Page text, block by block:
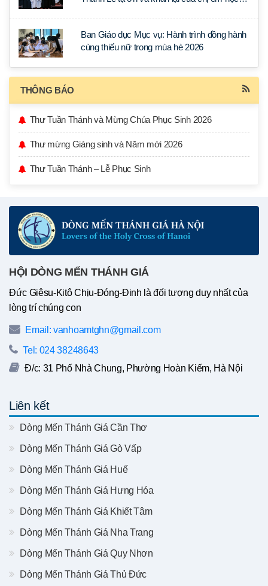
Ban Giáo dục Mục vụ: Hành trình đồng hành
cùng thiếu nữ trong mùa hè 2026
THÔNG BÁO
Thư Tuần Thánh và Mừng Chúa Phục Sinh 2026
Thư mừng Giáng sinh và Năm mới 2026
Thư Tuần Thánh – Lễ Phục Sinh
HỘI DÒNG MẾN THÁNH GIÁ
Đức Giêsu-Kitô Chịu-Đóng-Đinh là đối tượng duy nhất của
lòng trí chúng con
Email: vanhoamtghn@gmail.com
Tel: 024 38248643
Đ/c: 31 Phố Nhà Chung, Phường Hoàn Kiếm, Hà Nội
Liên kết
Dòng Mến Thánh Giá Cần Thơ
Dòng Mến Thánh Giá Gò Vấp
Dòng Mến Thánh Giá Huế
Dòng Mến Thánh Giá Hưng Hóa
Dòng Mến Thánh Giá Khiết Tâm
Dòng Mến Thánh Giá Nha Trang
Dòng Mến Thánh Giá Quy Nhơn
Dòng Mến Thánh Giá Thủ Đức